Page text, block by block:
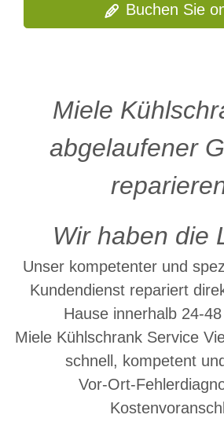
Buchen Sie
Miele
abgelaufener
Wir haben die
Unser kompetenter und
Kundendienst repariert
Hause innerhalb 24-
Miele Kühlschrank Service
schnell, kompetent
Vor-Ort-